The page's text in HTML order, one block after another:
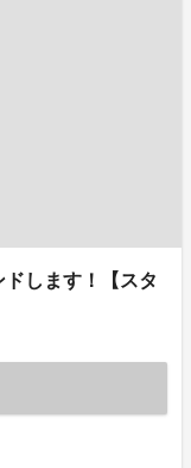
ドします！【スタ